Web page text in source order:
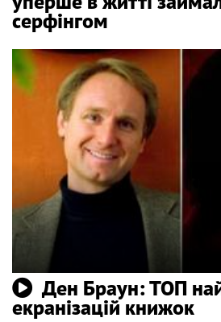
серфінгом
Ден Браун: ТОП
екранізацій книжок